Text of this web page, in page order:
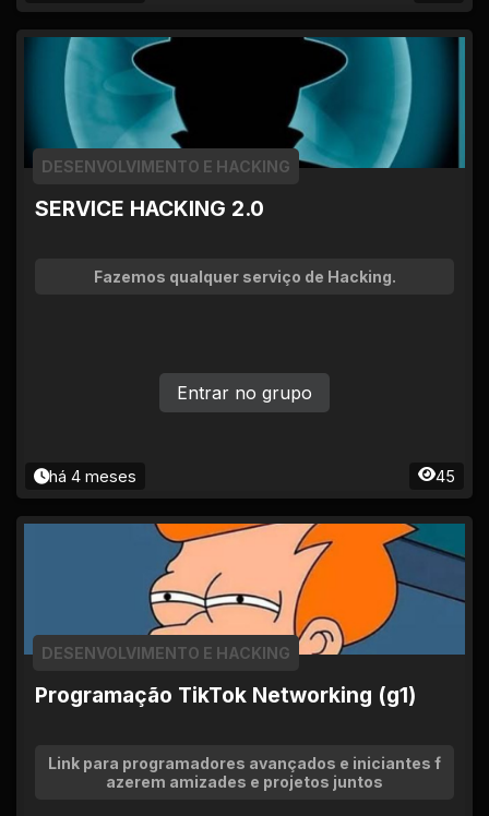
SERVICE HACKING 2.0
DESENVOLVIMENTO E HACKING
Fazemos qualquer serviço de Hacking.
há 4 meses 45
Entrar no grupo
Programação TikTok Networking (g1)
DESENVOLVIMENTO E HACKING
Link para programadores avançados e iniciantes f
azerem amizades e projetos juntos